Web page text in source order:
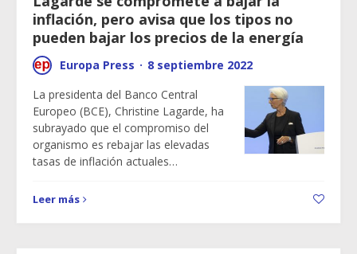
inflación, pero avisa que los tipos no
pueden bajar los precios de la energía
Europa Press · 8 septiembre 2022
La presidenta del Banco Central
Europeo (BCE), Christine Lagarde, ha
subrayado que el compromiso del
organismo es rebajar las elevadas
tasas de inflación actuales…
Leer más